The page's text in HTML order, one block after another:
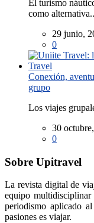
El turismo
como
29 junio,
0
Conexión,
grupo
Los viajes
30
0
Sobre Upitravel
La revista digital de
equipo multidisciplinar
periodismo aplicado
pasiones es viajar.